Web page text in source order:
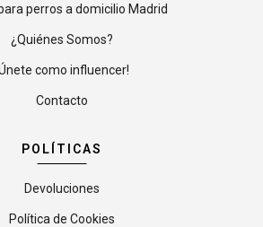
perros a domicilio Madrid
¿Quiénes Somos?
como influencer!
Contacto
POLÍTICAS
Devoluciones
Política de Cookies